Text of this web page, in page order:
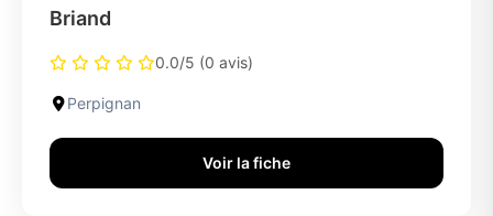
Briand
0.0/5 (0 avis)
Perpignan
Voir la fiche